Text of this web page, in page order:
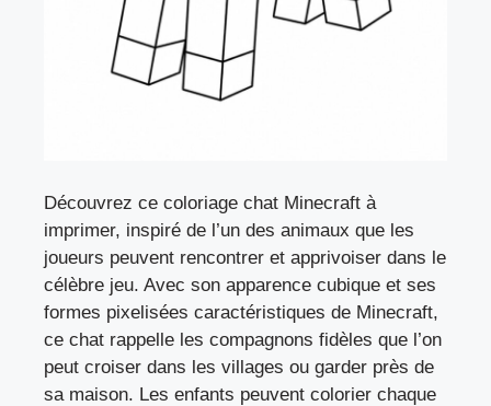
Découvrez ce coloriage chat Minecraft à
imprimer, inspiré de l’un des animaux que les
joueurs peuvent rencontrer et apprivoiser dans le
célèbre jeu. Avec son apparence cubique et ses
formes pixelisées caractéristiques de Minecraft,
ce chat rappelle les compagnons fidèles que l’on
peut croiser dans les villages ou garder près de
sa maison. Les enfants peuvent colorier chaque